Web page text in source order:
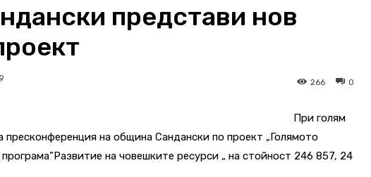
представи нов
0
266
При голям
пресконференция на община Сандански по проект „Голямото
на човешките ресурси „ на стойност 246 857, 24